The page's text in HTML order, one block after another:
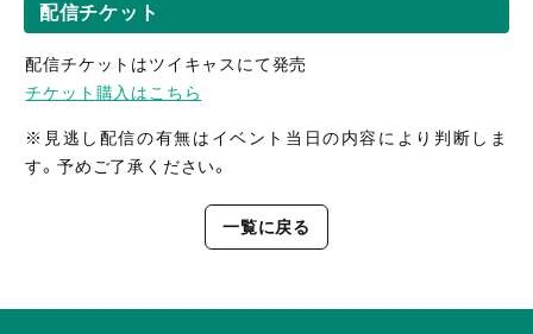
配信チケット
配信チケットはツイキャスにて発売
チケット購入はこちら
※見逃し 配信の有無はイベント当日の内容により判断しま
す。予めご了承ください。
一覧に戻る